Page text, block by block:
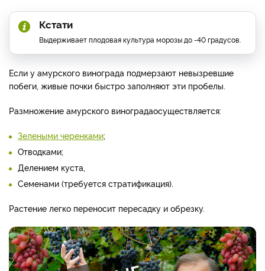
Кстати
Выдерживает плодовая культура морозы до -40 градусов.
Если у амурского винограда подмерзают невызревшие
побеги, живые почки быстро заполняют эти пробелы.
Размножение амурского виноградаосуществляется:
Зелеными черенками;
Отводками;
Делением куста,
Семенами (требуется стратификация).
Растение легко переносит пересадку и обрезку.